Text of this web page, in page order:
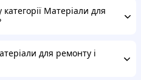
Матеріали для
для ремонту і